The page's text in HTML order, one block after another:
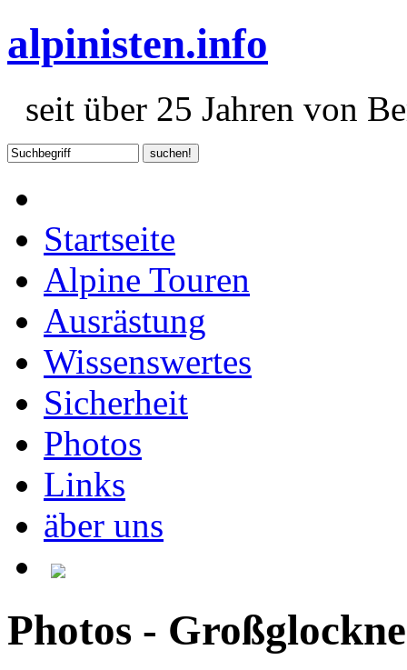
alpinisten.info
seit über 25 Jahren von
Startseite
Alpine Touren
Ausrästung
Wissenswertes
Sicherheit
Photos
Links
äber uns
Photos -